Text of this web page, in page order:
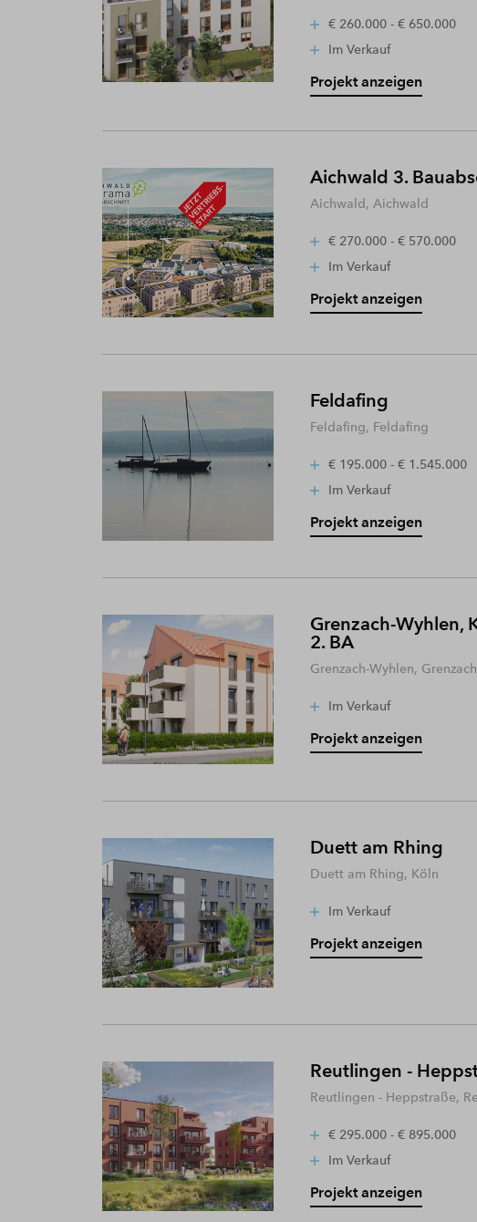
€ 260.000 - € 650.000
Im Verkauf
Projekt anzeigen
Aichwald 3.
Aichwald, Aichwald
€ 270.000 - € 570.000
Im Verkauf
Projekt anzeigen
Feldafing
Feldafing, Feldafing
€ 195.000 - € 1.545.000
Im Verkauf
Projekt anzeigen
Grenzach-Wyhlen,
2. BA
Grenzach-Wyhlen,
Im Verkauf
Projekt anzeigen
Duett am Rhing
Duett am Rhing, Köln
Im Verkauf
Projekt anzeigen
Reutlingen -
Reutlingen - Heppstraße,
€ 295.000 - € 895.000
Im Verkauf
Projekt anzeigen